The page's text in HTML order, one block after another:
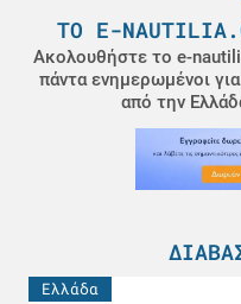
ΤΟ E-
Ακολουθήστε το e-
πάντα ενημερωμένοι
από την
Ελλάδα